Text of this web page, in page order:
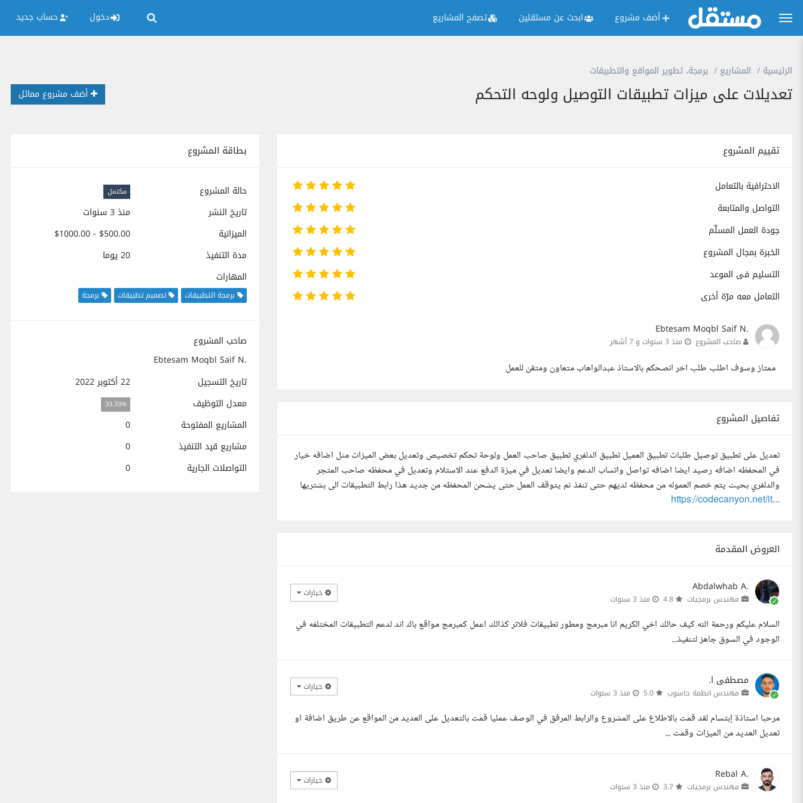
أضف مشروع ابحث عن مستقلين تصفح المشاريع دخول حساب جديد
الرئيسية المشاريع برمجة، تطوير المواقع والتطبيقات
تعديلات على ميزات تطبيقات التوصيل ولوحه التحكم أضف مشروع مماثل
بطاقة المشروع
حالة المشروع مكتمل
تاريخ النشر
منذ 3 سنوات
الميزانية
$500.00 - $1000.00
مدة التنفيذ
20 يوما
المهارات
برمجة التطبيقات تصميم تطبيقات برمجة
صاحب المشروع
Ebtesam Moqbl Saif N.
تاريخ التسجيل
22 أكتوبر 2022
معدل التوظيف
33.33%
المشاريع المفتوحة
0
مشاريع قيد التنفيذ
0
التواصلات الجارية
0
تقييم المشروع
الاحترافية بالتعامل
التواصل والمتابعة
جودة العمل المسلّم
الخبرة بمجال المشروع
التسليم فى الموعد
التعامل معه مرّة أخرى
Ebtesam Moqbl Saif N.
صاحب المشروع منذ 3 سنوات و 7 أشهر
ممتاز وسوف اطلب طلب اخر انصحكم بالاستاذ عبدالواهاب متعاون ومتقن للعمل
تفاصيل المشروع
تعديل على تطبيق توصيل طلبات تطبيق العميل تطبيق الدلفري تطبيق صاحب العمل ولوحة تحكم تخصيص وتعديل بعض الميزات مثل اضافه خيار
في المحفظه اضافه رصيد ايضا اضافه تواصل واتساب الدعم وايضا تعديل في ميزة الدفع عند الاستلام وتعديل في محفظه صاحب المتجر
والدلفري بحيث يتم خصم العموله من محفظه لديهم حتى تنفذ ثم يتوقف العمل حتى يشحن المحفظه من جديد هذا رابط التطبيقات الى بشتريها
https://codecanyon.net/it...
العروض المقدمة
Abdalwhab A.
مهندس برمجيات منذ 3 سنوات خيارات
السلام عليكم ورحمة الله كيف حالك اخي الكريم انا مبرمج ومطور تطبيقات فلاتر كذالك اعمل كمبرمج مواقع باك اند لدعم التطبيقات المختلفه في
الوجود في السوق جاهز لتنفيذ...
مصطفى ا.
مهندس انظمة حاسوب منذ 3 سنوات خيارات
مرحبا استاذة إبتسام لقد قمت بالاطلاع على المشروع والرابط المرفق في الوصف عمليا قمت بالتعديل على العديد من المواقع عن طريق اضافة او
تعديل العديد من الميزات وقمت ...
Rebal A.
مهندس برمجيات منذ 3 سنوات خيارات